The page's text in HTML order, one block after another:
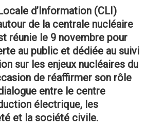
d’Information (CLI)
de la centrale nucléaire
réunie le 9 novembre pour
au public et dédiée au suivi
sur les enjeux nucléaires du
de réaffirmer son rôle
entre le centre
électrique, les
et la société civile.